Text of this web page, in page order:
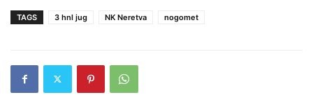
TAGS 3 hnl jug NK Neretva nogomet